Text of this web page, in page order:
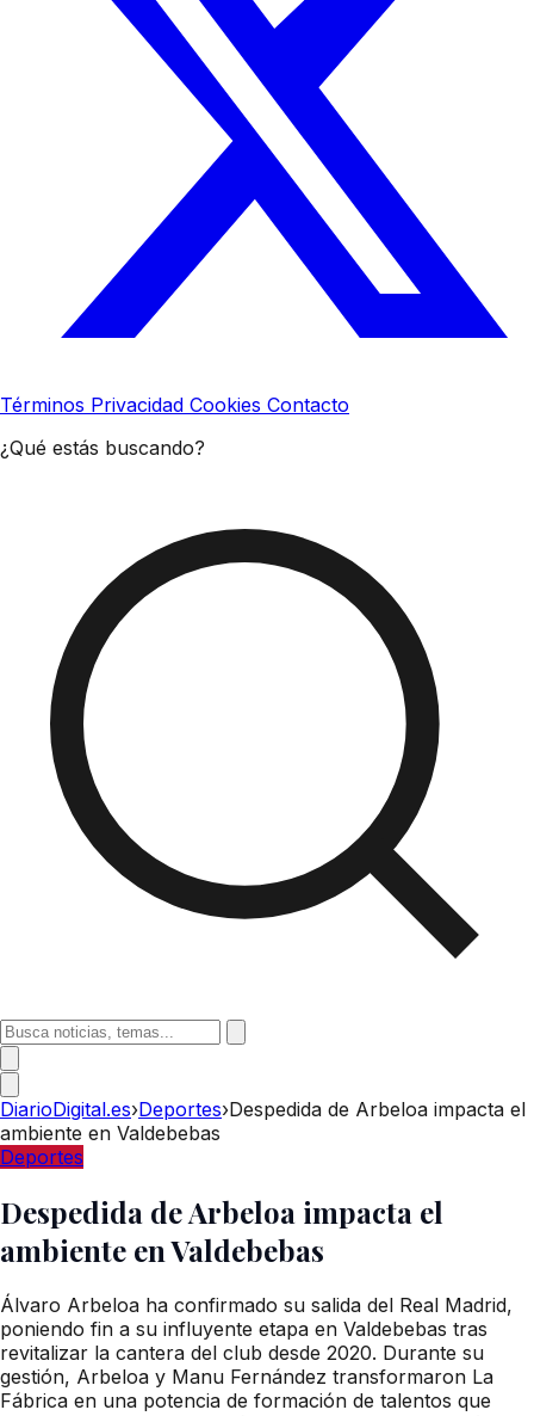
Términos Privacidad Cookies Contacto
¿Qué estás buscando?
DiarioDigital.es›Deportes›Despedida de Arbeloa impacta el
ambiente en Valdebebas
Deportes
Despedida de Arbeloa impacta el
ambiente en Valdebebas
Álvaro Arbeloa ha confirmado su salida del Real Madrid,
poniendo fin a su influyente etapa en Valdebebas tras
revitalizar la cantera del club desde 2020. Durante su
gestión, Arbeloa y Manu Fernández transformaron La
Fábrica en una potencia de formación de talentos que